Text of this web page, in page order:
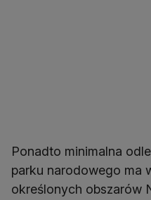
Ponadto minimalna
parku narodowego ma
określonych obszarów